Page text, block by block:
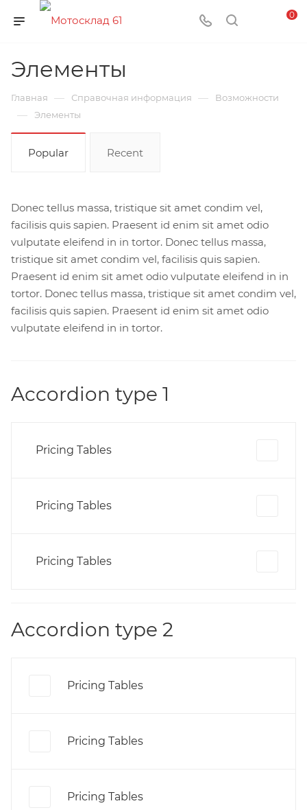
0
Элементы
Главная — Справочная информация — Возможности
— Элементы
Popular Recent
Donec tellus massa, tristique sit amet condim vel,
facilisis quis sapien. Praesent id enim sit amet odio
vulputate eleifend in in tortor. Donec tellus massa,
tristique sit amet condim vel, facilisis quis sapien.
Praesent id enim sit amet odio vulputate eleifend in in
tortor. Donec tellus massa, tristique sit amet condim vel,
facilisis quis sapien. Praesent id enim sit amet odio
vulputate eleifend in in tortor.
Accordion type 1
Pricing Tables
Pricing Tables
Pricing Tables
Accordion type 2
Pricing Tables
Pricing Tables
Pricing Tables